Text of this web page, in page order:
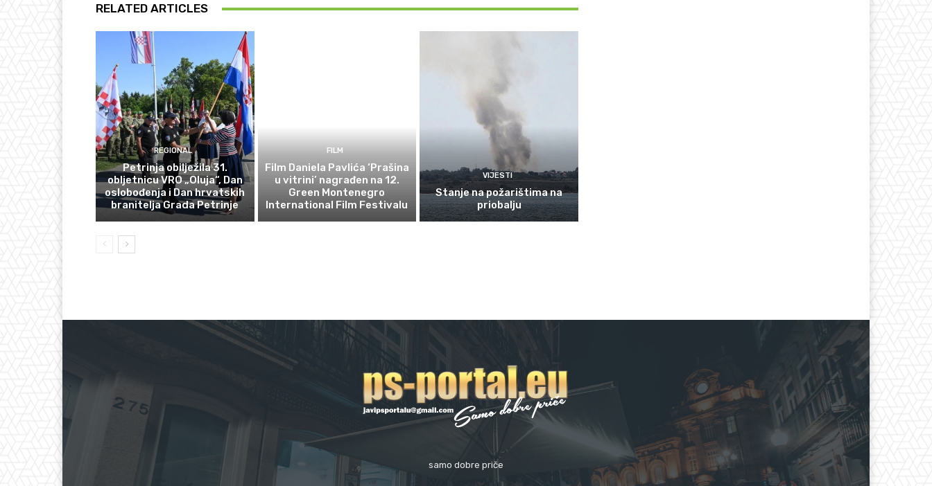
RELATED ARTICLES
REGIONAL
Petrinja obilježila 31.
obljetnicu VRO „Oluja“, Dan
oslobođenja i Dan hrvatskih
branitelja Grada Petrinje
FILM
Film Daniela Pavlića ‘Prašina
u vitrini’ nagrađen na 12.
Green Montenegro
International Film Festivalu
VIJESTI
Stanje na požarištima na
priobalju
samo dobre priče